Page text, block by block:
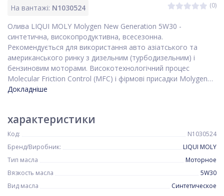
На вантажі: N1030524 (0)
Олива LIQUI MOLY Molygen New Generation 5W30 -
синтетична, високопродуктивна, всесезонна.
Рекомендується для використання авто азіатського та
американського ринку з дизельним (турбодизельним) і
бензиновим моторами. Високотехнологічний процес
Molecular Friction Control (MFC) і фірмові присадки Molygen…
Докладніше
характеристики
Код:
N1030524
Бренд/Виробник:
LIQUI MOLY
Тип масла
Моторное
Вязкость масла
5W30
Вид масла
Синтетическое